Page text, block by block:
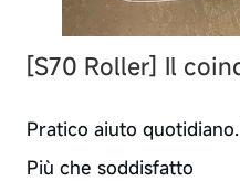
[S70 Roller] Il
Pratico aiuto
Più che soddisfatto